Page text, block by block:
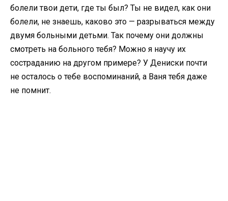
болели твои дети, где ты был? Ты не видел, как они
болели, не знаешь, каково это — разрываться между
двумя больными детьми. Так почему они должны
смотреть на больного тебя? Можно я научу их
состраданию на другом примере? У Дениски почти
не осталось о тебе воспоминаний, а Ваня тебя даже
не помнит.